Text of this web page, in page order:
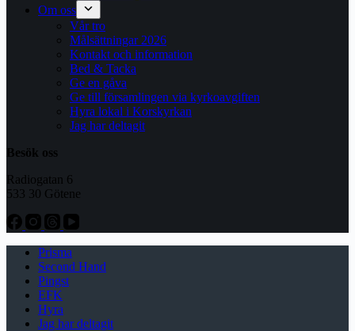
Om oss
Vår tro
Målsättningar 2026
Kontakt och information
Bed & Tacka
Ge en gåva
Ge till församlingen via kyrkoavgiften
Hyra lokal i Korskyrkan
Jag har deltagit
Besök oss
Radiogatan 6
533 30 Götene
Prisma
Second Hand
Pingst
EFK
Hyra
Jag har deltagit